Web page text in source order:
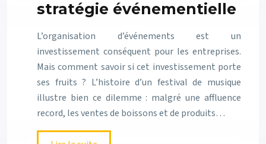
stratégie événementielle
L’organisation d’événements est un
investissement conséquent pour les entreprises.
Mais comment savoir si cet investissement porte
ses fruits ? L’histoire d’un festival de musique
illustre bien ce dilemme : malgré une affluence
record, les ventes de boissons et de produits…